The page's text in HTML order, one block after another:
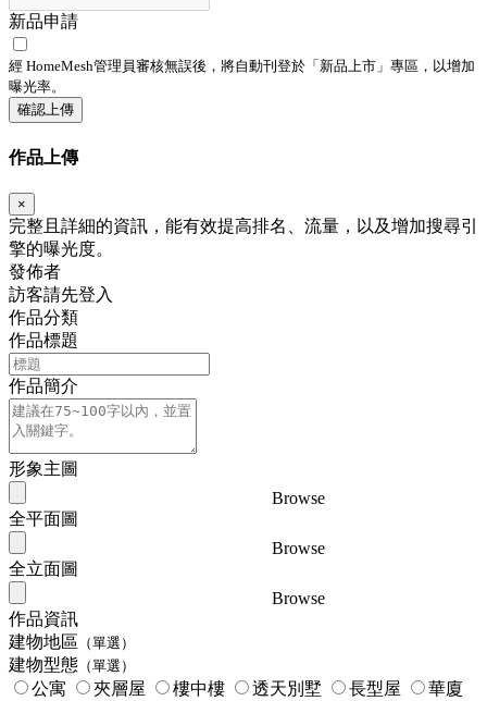
新品申請
經 HomeMesh管理員審核無誤後，將自動刊登於「 新品上市 」專區，以增加
曝光率。
確認上傳
作品上傳
×
完整且詳細的資訊，能有效提高排名、流量，以及增加搜尋引
擎的曝光度。
發佈者
訪客請先登入
作品分類
作品標題
作品簡介
形象主圖
Browse
全平面圖
Browse
全立面圖
Browse
作品資訊
建物地區 （單選）
建物型態 （單選）
公寓 夾層屋 樓中樓 透天別墅 長型屋
華廈